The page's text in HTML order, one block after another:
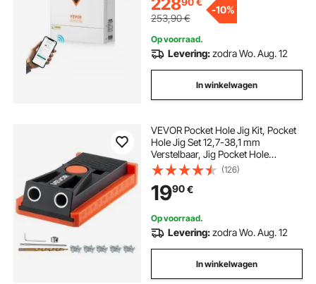
lithiumbatterijen
253,90€
-10%
Op voorraad.
Levering:zodra Wo. Aug. 12
In winkelwagen
VEVOR Pocket Hole Jig Kit, Pocket
Hole Jig Set 12,7-38,1 mm
Verstelbaar, Jig Pocket Hole
Systeem met Trapboor,
Inbussleutel, Boorstopring,
Vierkante Aandrijfbit en Schroeven
(126)
1990€
Op voorraad.
Levering:zodra Wo. Aug. 12
In winkelwagen